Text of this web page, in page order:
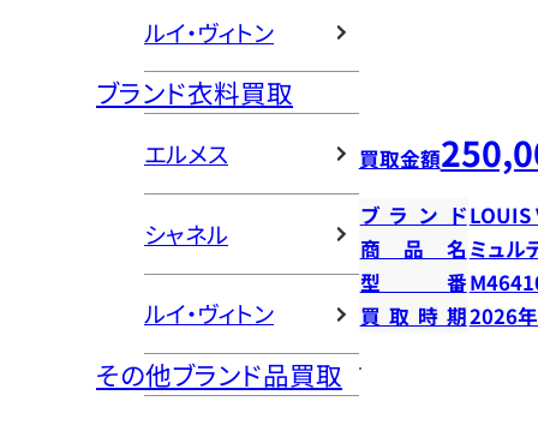
ルイ・ヴィトン
ブランド衣料買取
エルメス
シャネル
ルイ・ヴィトン
その他ブランド品買取
買取金額
ブランドLOUIS
商品名 ミュル
型番
買取時期2026